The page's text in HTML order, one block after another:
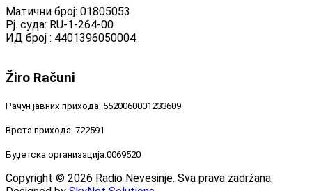
Матични број: 01805053
Рј. суда: RU-1-264-00
ИД број : 4401396050004
Žiro Računi
Рачун јавних прихода: 5520060001233609
Врста прихода: 722591
Буџетска организација:0069520
Copyright © 2026 Radio Nevesinje. Sva prava zadržana.